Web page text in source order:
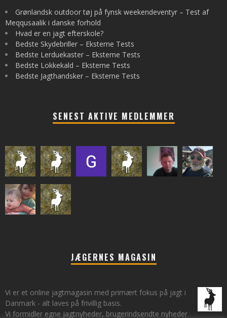
Grønlandsk outdoor tøj på fynsk weekendeventyr – Test af
Meqqusaalik i danske forhold
Hvad er en jagt efterskole?
Bedste Skydebriller – Eksterne Tests
Bedste Lerduekaster – Eksterne Tests
Bedste Lokkekald – Eksterne Tests
Bedste Jagthandsker – Eksterne Tests
SENEST AKTIVE MEDLEMMER
JÆGERNES MAGASIN
Vi er et online jagtmagasin med primært fokus på jagt i
Danmark - alt laves på frivillig basis.
Vi formidler egne jagtnyheder, brugerindsendte nyheder